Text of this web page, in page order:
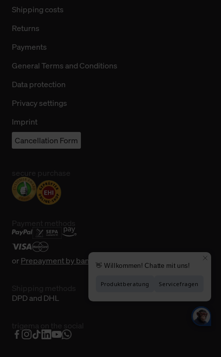
Shipping costs
Returns
Payments
General Terms and Conditions
Data protection
Privacy settings
Imprint
Cancellation Form
orPrepayment by bank transfer
DPD and DHL